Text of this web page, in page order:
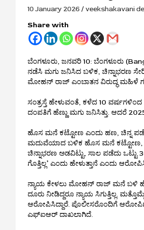
10 January 2026 veekshakavani
Share with
ಬೆಂಗಳೂರು, ಜನವರಿ 10: ಬೆಂಗಳೂರು
ನಡೆಸಿ ಮಗು ಜನಿಸಿದ ಬಳಿಕ, ಚಿನ್ನಾಭರಣ
ಮೋಹನ್ ರಾಜ್ ಎಂಬಾತನ ವಿರುದ್ಧ ಮಹಿಳೆ
ಸಂತ್ರಸ್ತೆ ಹೇಳುವಂತೆ, ಕಳೆದ 10
ದಂಪತಿಗೆ ಹೆಣ್ಣು ಮಗು ಜನಿಸಿತ್ತು. ಆದರೆ
ಹೊಸ ಮನೆ ಕಟ್ಟೋಣ ಎಂದು ಹಣ, ಚಿನ್ನ
ಮದುವೆಯಾದ ಬಳಿಕ ಹೊಸ ಮನೆ ಕಟ್ಟೋಣ,
ಚಿನ್ನಾಭರಣ ಅಡವಿಟ್ಟು, ಸಾಲ ಪಡೆದು
ಗೊತ್ತಿಲ್ಲ’ ಎಂದು ಹೇಳುತ್ತಾನೆ ಎಂದು
ನ್ಯಾಯ ಕೇಳಲು ಮೋಹನ್ ರಾಜ್ ಮನೆ ಬಳಿ
ದೂರು ನೀಡಿದ್ದರೂ ನ್ಯಾಯ ಸಿಗುತ್ತಿಲ್ಲ.
ಆರೋಪಿಸಿದ್ದಾರೆ. ಪೊಲೀಸರೊಂದಿಗೆ ಆರೋಪಿಗೆ
ಎಫ್ಐಆರ್ ದಾಖಲಾಗಿದೆ.